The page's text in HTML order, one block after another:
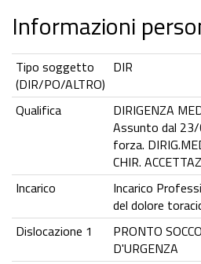
Informazioni
Tipo soggetto
(DIR/PO/ALTRO)
DIR
Qualifica
DIRIGENZA
Assunto dal
forza.
CHIR.
Incarico
Incarico
del dolore
Dislocazione 1
PRONTO
D'URGENZA